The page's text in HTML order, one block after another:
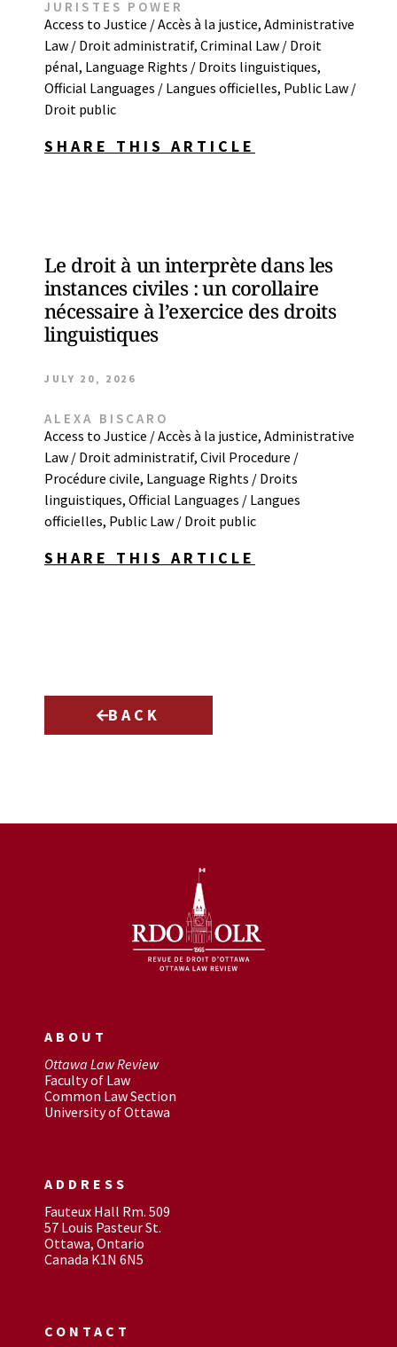
JURISTES POWER
Access to Justice / Accès à la justice, Administrative
Law / Droit administratif, Criminal Law / Droit
pénal, Language Rights / Droits linguistiques,
Official Languages / Langues officielles, Public Law /
Droit public
SHARE THIS ARTICLE
Le droit à un interprète dans les
instances civiles : un corollaire
nécessaire à l’exercice des droits
linguistiques
JULY 20, 2026
ALEXA BISCARO
Access to Justice / Accès à la justice, Administrative
Law / Droit administratif, Civil Procedure /
Procédure civile, Language Rights / Droits
linguistiques, Official Languages / Langues
officielles, Public Law / Droit public
SHARE THIS ARTICLE
BACK
ABOUT
Ottawa Law Review
Faculty of Law
Common Law Section
University of Ottawa
ADDRESS
Fauteux Hall Rm. 509
57 Louis Pasteur St.
Ottawa, Ontario
Canada K1N 6N5
CONTACT